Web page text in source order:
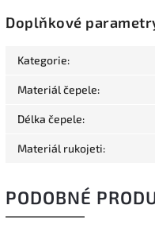
Doplňkové
Kategorie:
Materiál čepele:
Délka čepele:
Materiál rukojeti:
PODOBNÉ